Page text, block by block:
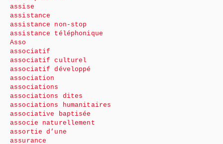
assise
assistance
assistance non-stop
assistance téléphonique
Asso
associatif
associatif culturel
associatif développé
association
associations
associations dites
associations humanitaires
associative baptisée
associe naturellement
assortie d’une
assurance